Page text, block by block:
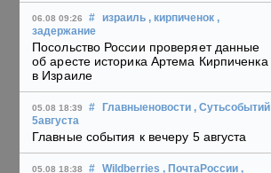
06.08 09:26 # израиль , кирпиченок ,
задержание
Посольство России проверяет данные
об аресте историка Артема Кирпиченка
в Израиле
05.08 18:39 # Главныеновости , Сутьсобытий
5августа
Главные события к вечеру 5 августа
05.08 18:38 # Wildberries , ПочтаРоссии ,